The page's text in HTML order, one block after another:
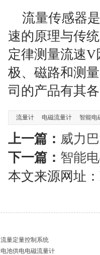
流量传感器是
速的原理与传
定律测量流速
极、磁路和测
司的产品有其
流量计 电磁流量计 智能电
上一篇： 威力
下一篇： 智能
本文来源网址：
流量定量控制系统
电池供电电磁流量计